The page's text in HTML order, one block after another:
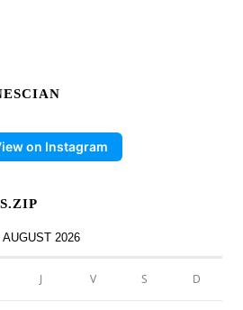
on Instagram
AUGUST 2026
J V S D